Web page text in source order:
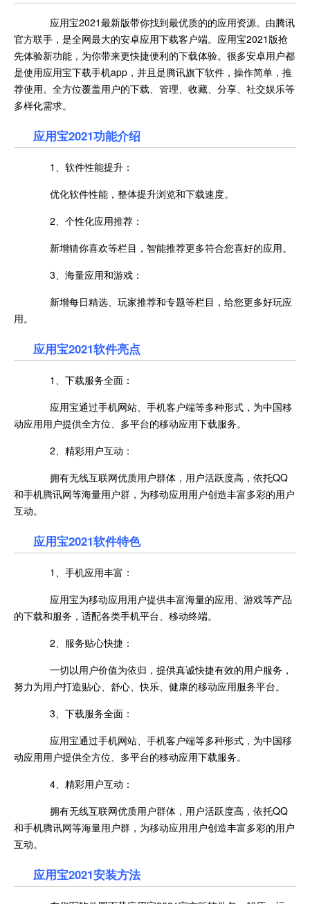
应用宝2021最新版带你找到最优质的的应用资源。由腾讯
官方联手，是全网最大的安卓应用下载客户端。应用宝2021版抢
先体验新功能，为你带来更快捷便利的下载体验。很多安卓用户都
是使用应用宝下载手机app，并且是腾讯旗下软件，操作简单，推
荐使用。全方位覆盖用户的下载、管理、收藏、分享、社交娱乐等
多样化需求。
应用宝2021功能介绍
1、软件性能提升：
优化软件性能，整体提升浏览和下载速度。
2、个性化应用推荐：
新增猜你喜欢等栏目，智能推荐更多符合您喜好的应用。
3、海量应用和游戏：
新增每日精选、玩家推荐和专题等栏目，给您更多好玩应
用。
应用宝2021软件亮点
1、下载服务全面：
应用宝通过手机网站、手机客户端等多种形式，为中国移
动应用用户提供全方位、多平台的移动应用下载服务。
2、精彩用户互动：
拥有无线互联网优质用户群体，用户活跃度高，依托QQ
和手机腾讯网等海量用户群，为移动应用用户创造丰富多彩的用户
互动。
应用宝2021软件特色
1、手机应用丰富：
应用宝为移动应用用户提供丰富海量的应用、游戏等产品
的下载和服务，适配各类手机平台、移动终端。
2、服务贴心快捷：
一切以用户价值为依归，提供真诚快捷有效的用户服务，
努力为用户打造贴心、舒心、快乐、健康的移动应用服务平台。
3、下载服务全面：
应用宝通过手机网站、手机客户端等多种形式，为中国移
动应用用户提供全方位、多平台的移动应用下载服务。
4、精彩用户互动：
拥有无线互联网优质用户群体，用户活跃度高，依托QQ
和手机腾讯网等海量用户群，为移动应用用户创造丰富多彩的用户
互动。
应用宝2021安装方法